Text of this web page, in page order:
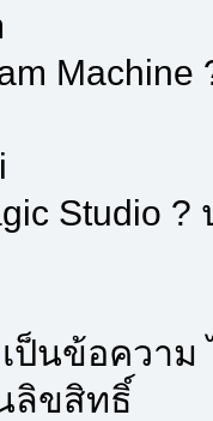
Studio
ป็นข้อความ
ลิขสิทธิ์